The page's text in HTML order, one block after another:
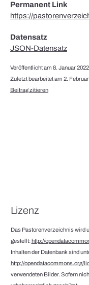
Permanent Link
https://
Datensatz
JSON-Datensatz
Veröffentlicht am 8. Januar 2022
Zuletzt bearbeitet am 2.
Beitrag zitieren
Lizenz
Das Pastorenverzeichnis wird
gestellt: http://
Inhalten der Datenbank sind
http://opendatacommons.org/
verwendeten Bilder. Sofern